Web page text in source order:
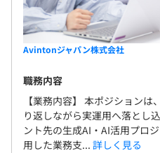
Avintonジャパン株式会社
職務内容
【業務内容】 本ポジション
り返しながら実運用へ落とし
ント先の生成AI・AI活用プロ
用した業務支... 詳しく見る